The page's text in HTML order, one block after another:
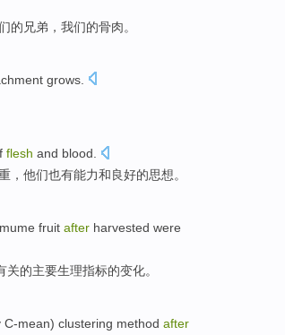
的 兄弟 ，我们的骨肉。
grows
flesh and blood.
，他们也有能力和良好的思想。
fruit after harvested were
关的主要生理指标的变化。
C-mean) clustering method after